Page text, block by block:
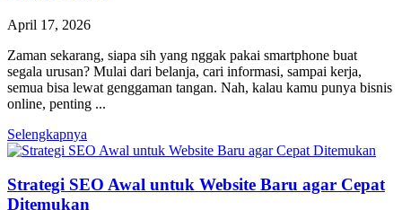
April 17, 2026
Zaman sekarang, siapa sih yang nggak pakai smartphone buat
segala urusan? Mulai dari belanja, cari informasi, sampai kerja,
semua bisa lewat genggaman tangan. Nah, kalau kamu punya bisnis
online, penting ...
Selengkapnya
Strategi SEO Awal untuk Website Baru agar Cepat
Ditemukan